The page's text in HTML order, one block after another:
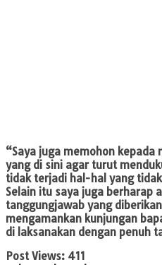
“Saya juga memohon
yang di sini agar turut
tidak terjadi hal-hal yang
Selain itu saya juga berharap
tanggungjawab yang
mengamankan kunjungan
di laksanakan dengan penuh
Post Views: 411